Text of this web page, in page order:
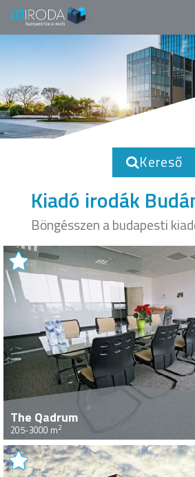
Kereső
Kiadó irodák
Böngésszen a budapesti
The Qadrum
205-3000 m2